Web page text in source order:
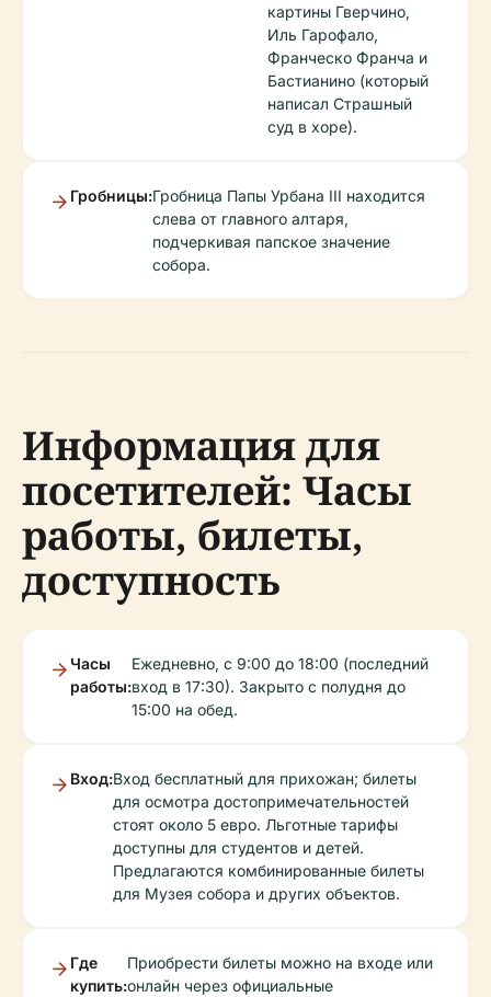
картины Гверчино,
Иль Гарофало,
Франческо Франча и
Бастианино (который
написал Страшный
суд в хоре).
Гробницы:Гробница Папы Урбана III находится
слева от главного алтаря,
подчеркивая папское значение
собора.
Информация для
посетителей: Часы
работы, билеты,
доступность
Часы
работы:
Ежедневно, с 9:00 до 18:00 (последний
вход в 17:30). Закрыто с полудня до
15:00 на обед.
Вход:Вход бесплатный для прихожан; билеты
для осмотра достопримечательностей
стоят около 5 евро. Льготные тарифы
доступны для студентов и детей.
Предлагаются комбинированные билеты
для Музея собора и других объектов.
Где
купить:
Приобрести билеты можно на входе или
онлайн через официальные